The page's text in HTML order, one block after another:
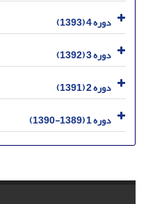
دوره 4 (1393)
دوره 3 (1392)
دوره 2 (1391)
دوره 1 (1389-1390)